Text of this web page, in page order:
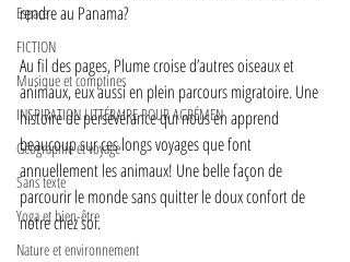
Espace
FICTION
Musique et comptines
INSPIRATION LITTÉRAIRE POUR AGRÉMEN
Géographie et voyage
Sans texte
Yoga et bien-être
Nature et environnement
rendre au Panama?
Au fil des pages, Plume croise d’autres oiseaux et
animaux, eux aussi en plein parcours migratoire. Une
histoire de persévérance qui nous en apprend
beaucoup sur ces longs voyages que font
annuellement les animaux! Une belle façon de
parcourir le monde sans quitter le doux confort de
notre chez soi.